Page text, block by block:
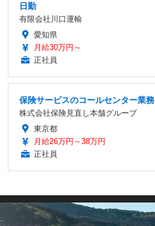
日勤
有限会社川口運輸
愛知県
月給30万円～
正社員
保険サービスのコールセンター業務
株式会社保険見直し本舗グループ
東京都
月給26万円～38万円
正社員